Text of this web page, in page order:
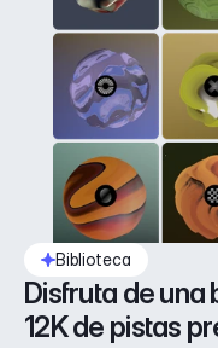
Biblioteca
Disfruta de una
12K de pistas